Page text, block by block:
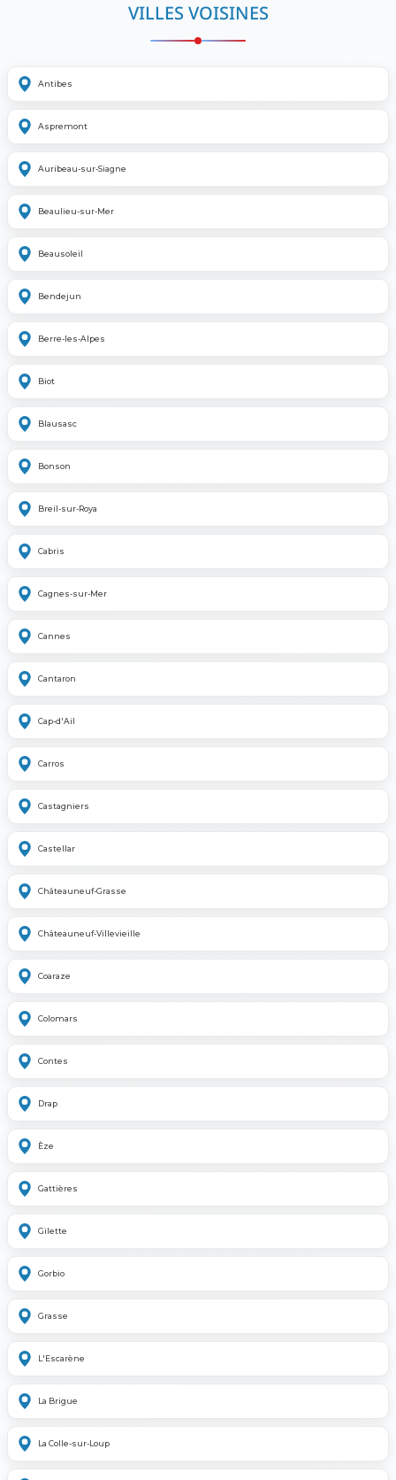
VILLES VOISINES
Antibes
Aspremont
Auribeau-sur-Siagne
Beaulieu-sur-Mer
Beausoleil
Bendejun
Berre-les-Alpes
Biot
Blausasc
Bonson
Breil-sur-Roya
Cabris
Cagnes-sur-Mer
Cannes
Cantaron
Cap-d'Ail
Carros
Castagniers
Castellar
Châteauneuf-Grasse
Châteauneuf-Villevieille
Coaraze
Colomars
Contes
Drap
Èze
Gattières
Gilette
Gorbio
Grasse
L'Escarène
La Brigue
La Colle-sur-Loup